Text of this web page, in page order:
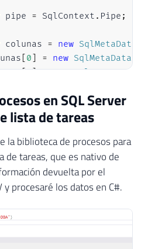
pipe = SqlContext . Pipe ;
colunas = new SqlMetaData
0 = new SqlMetaData
[1] = new SqlMetaData
[3] = new SqlMetaData
[4] = new SqlMetaData
[6] = new SqlMetaData(
[7] = new SqlMetaData
[8] = new SqlMetaData
[9] = new SqlMetaData
[11] = new SqlMetaData
en SQL Server
lista de tareas
la biblioteca de procesos para
de tareas, que es nativo de
devuelta por el
y procesaré los datos en C#.